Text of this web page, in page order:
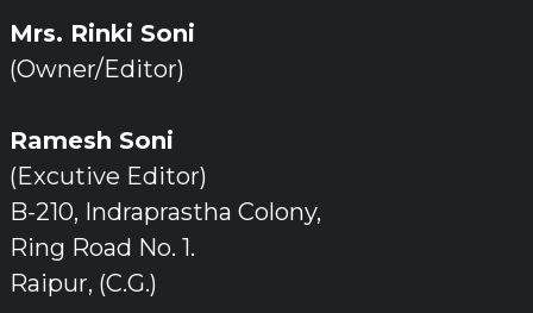
Mrs. Rinki Soni
(Owner/Editor)
Ramesh Soni
(Excutive Editor)
B-210, Indraprastha Colony,
Ring Road No. 1.
Raipur, (C.G.)